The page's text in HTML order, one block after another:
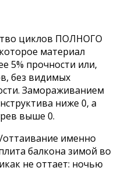
циклов ПОЛНОГО
материал
5% прочности или,
без видимых
Замораживанием
ниже 0, а
выше 0.
именно
балкона зимой во
не оттает: ночью